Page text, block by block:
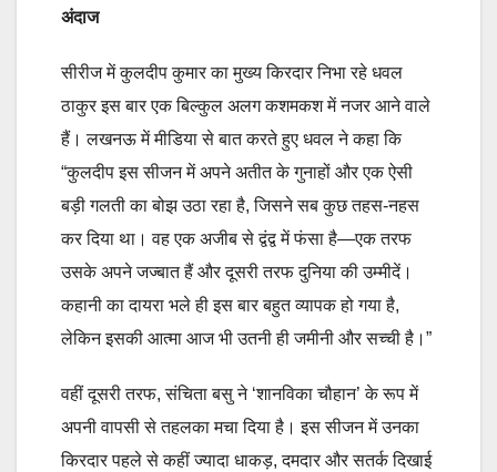
अंदाज
सीरीज में कुलदीप कुमार का मुख्य किरदार निभा रहे धवल
ठाकुर इस बार एक बिल्कुल अलग कशमकश में नजर आने वाले
हैं। लखनऊ में मीडिया से बात करते हुए धवल ने कहा कि
“कुलदीप इस सीजन में अपने अतीत के गुनाहों और एक ऐसी
बड़ी गलती का बोझ उठा रहा है, जिसने सब कुछ तहस-नहस
कर दिया था। वह एक अजीब से द्वंद्व में फंसा है—एक तरफ
उसके अपने जज्बात हैं और दूसरी तरफ दुनिया की उम्मीदें।
कहानी का दायरा भले ही इस बार बहुत व्यापक हो गया है,
लेकिन इसकी आत्मा आज भी उतनी ही जमीनी और सच्ची है।”
वहीं दूसरी तरफ, संचिता बसु ने ‘शानविका चौहान’ के रूप में
अपनी वापसी से तहलका मचा दिया है। इस सीजन में उनका
किरदार पहले से कहीं ज्यादा धाकड़, दमदार और सतर्क दिखाई